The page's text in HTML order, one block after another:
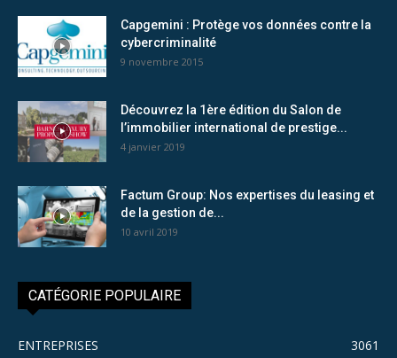
Capgemini : Protège vos données contre la
cybercriminalité
9 novembre 2015
Découvrez la 1ère édition du Salon de
l’immobilier international de prestige...
4 janvier 2019
Factum Group: Nos expertises du leasing et
de la gestion de...
10 avril 2019
CATÉGORIE POPULAIRE
ENTREPRISES
3061